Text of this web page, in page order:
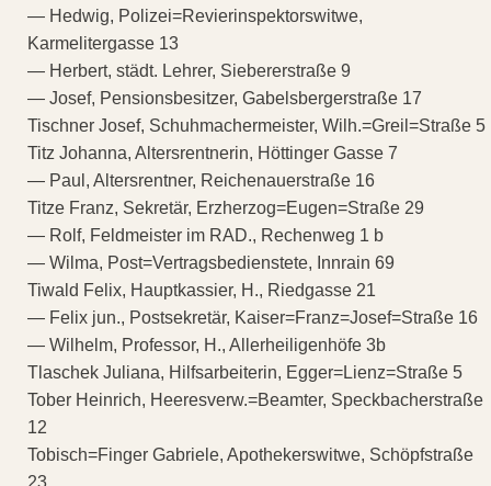
— Hedwig, Polizei=Revierinspektorswitwe,
Karmelitergasse 13
— Herbert, städt. Lehrer, Siebererstraße 9
— Josef, Pensionsbesitzer, Gabelsbergerstraße 17
Tischner Josef, Schuhmachermeister, Wilh.=Greil=Straße 5
Titz Johanna, Altersrentnerin, Höttinger Gasse 7
— Paul, Altersrentner, Reichenauerstraße 16
Titze Franz, Sekretär, Erzherzog=Eugen=Straße 29
— Rolf, Feldmeister im RAD., Rechenweg 1 b
— Wilma, Post=Vertragsbedienstete, Innrain 69
Tiwald Felix, Hauptkassier, H., Riedgasse 21
— Felix jun., Postsekretär, Kaiser=Franz=Josef=Straße 16
— Wilhelm, Professor, H., Allerheiligenhöfe 3b
Tlaschek Juliana, Hilfsarbeiterin, Egger=Lienz=Straße 5
Tober Heinrich, Heeresverw.=Beamter, Speckbacherstraße
12
Tobisch=Finger Gabriele, Apothekerswitwe, Schöpfstraße